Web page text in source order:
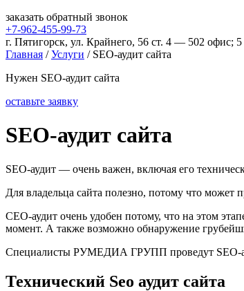
заказать обратный звонок
+7-962-455-99-73
г. Пятигорск, ул. Крайнего, 56 ст. 4 — 502 офис; 5
Главная / Услуги / SEO-аудит сайта
Нужен SEO-аудит сайта
оставьте заявку
SEO-аудит сайта
SEO-аудит — очень важен, включая его
Для владельца сайта полезно, потому что может
СЕО-аудит очень удобен потому, что на этом
момент. А также возможно обнаружение
Специалисты РУМЕДИА ГРУПП проведут SEO-
Технический Seo аудит сайта